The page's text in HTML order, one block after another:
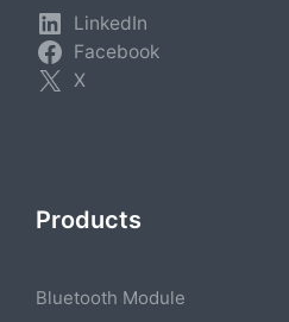
LinkedIn
Facebook
X
Products
Bluetooth Module